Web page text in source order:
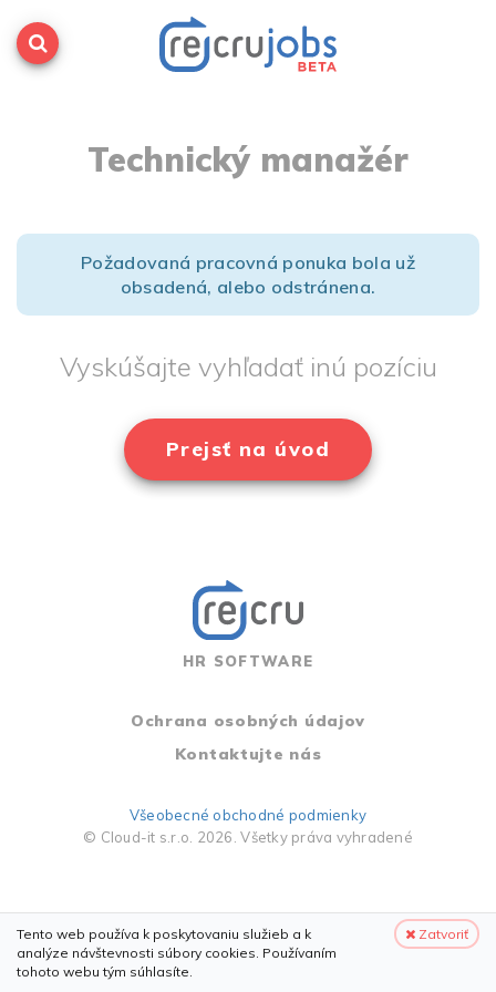
Technický manažér
Požadovaná pracovná ponuka bola už
obsadená, alebo odstránena.
Vyskúšajte vyhľadať inú pozíciu
Prejsť na úvod
HR SOFTWARE
Ochrana osobných údajov
Kontaktujte nás
Všeobecné obchodné podmienky
© Cloud-it s.r.o. 2026. Všetky práva vyhradené
Tento web používa k poskytovaniu služieb a k
analýze návštevnosti súbory cookies. Používaním
tohoto webu tým súhlasíte.
Zatvoriť